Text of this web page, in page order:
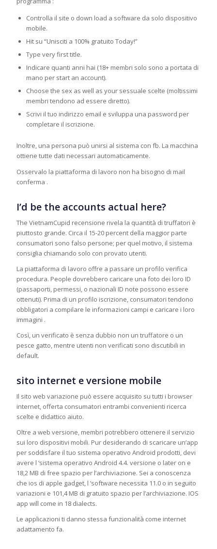
Controlla il site o down load a software da solo dispositivo
mobile.
Hit su “Unisciti a 100% gratuito Today!”
Type very first title.
Indicare quanti anni hai (18+ membri solo sono a portata di
mano per start an account).
Choose the sex as well as your sessuale scelte (moltissimi
membri tendono ad essere diretto).
Scrivi il tuo indirizzo email e sviluppa una password per
completare il iscrizione.
Inoltre, una persona può unirsi al sistema con fb. La macchina
ottiene tutte dati necessari automaticamente.
Osservalo la piattaforma di lavoro non ha bisogno di mail
conferma .
I’d be the accounts actual here?
The VietnamCupid recensione rivela la quantità di truffatori è
piuttosto grande. Circa il 15-20 percent della maggior parte
consumatori sono falso persone; per quel motivo, il sistema
consiglia chiamando solo con provato utenti.
La piattaforma di lavoro offre a passare un profilo verifica
procedura. People dovrebbero caricare una foto dei loro ID
(passaporti, permessi, o nazionali ID note possono essere
ottenuti). Prima di un profilo iscrizione, consumatori tendono
obbligatori a compilare le informazioni campi e caricare i loro
immagini .
Così, un verificato è senza dubbio non un truffatore o un
pesce gatto, mentre utenti non verificati sono discutibili in
default.
sito internet e versione mobile
Il sito web variazione può essere acquisito su tutti i browser
internet, offerta consumatori entrambi convenienti ricerca
scelte e didattico aiuto.
Oltre a web versione, membri potrebbero ottenere il servizio
sui loro dispositivi mobili. Pur desiderando di scaricare un’app
per soddisfare il tuo sistema operativo Android prodotti, devi
avere l ‘sistema operativo Android 4.4. versione o later on e
18,2 MB di free spazio per l’archiviazione. Sei a conoscenza
che ios di apple gadget, l ‘software necessita 11.0 o in seguito
variazioni e 101,4 MB di gratuito spazio per l’archiviazione. IOS
app will come in 18 dialects.
Le applicazioni ti danno stessa funzionalità come internet
adattamento fa.